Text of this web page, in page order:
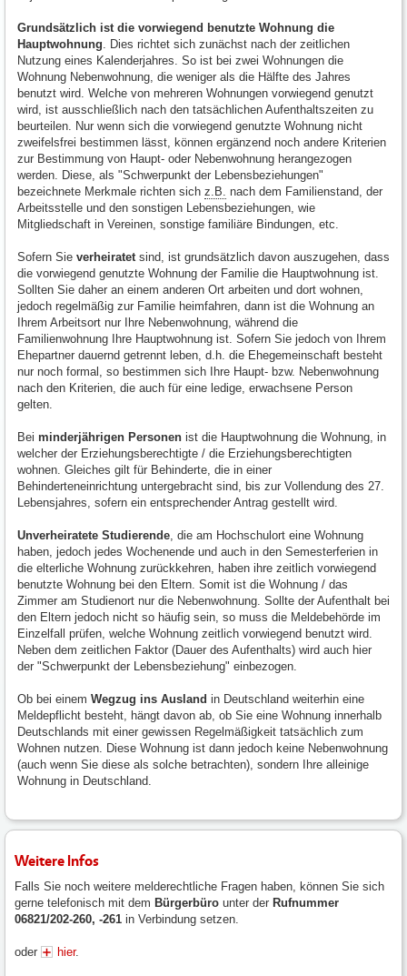
Grundsätzlich ist die vorwiegend benutzte Wohnung die
Hauptwohnung . Dies richtet sich zunächst nach der zeitlichen
Nutzung eines Kalenderjahres. So ist bei zwei Wohnungen die
Wohnung Nebenwohnung, die weniger als die Hälfte des Jahres
benutzt wird. Welche von mehreren Wohnungen vorwiegend genutzt
wird, ist ausschließlich nach den tatsächlichen Aufenthaltszeiten zu
beurteilen. Nur wenn sich die vorwiegend genutzte Wohnung nicht
zweifelsfrei bestimmen lässt, können ergänzend noch andere Kriterien
zur Bestimmung von Haupt- oder Nebenwohnung herangezogen
werden. Diese, als "Schwerpunkt der Lebensbeziehungen"
bezeichnete Merkmale richten sich z.B. nach dem Familienstand, der
Arbeitsstelle und den sonstigen Lebensbeziehungen, wie
Mitgliedschaft in Vereinen, sonstige familiäre Bindungen, etc.
Sofern Sie verheiratet sind, ist grundsätzlich davon auszugehen, dass
die vorwiegend genutzte Wohnung der Familie die Hauptwohnung ist.
Sollten Sie daher an einem anderen Ort arbeiten und dort wohnen,
jedoch regelmäßig zur Familie heimfahren, dann ist die Wohnung an
Ihrem Arbeitsort nur Ihre Nebenwohnung, während die
Familienwohnung Ihre Hauptwohnung ist. Sofern Sie jedoch von Ihrem
Ehepartner dauernd getrennt leben, d.h. die Ehegemeinschaft besteht
nur noch formal, so bestimmen sich Ihre Haupt- bzw. Nebenwohnung
nach den Kriterien, die auch für eine ledige, erwachsene Person
gelten.
Bei minderjährigen Personen ist die Hauptwohnung die Wohnung, in
welcher der Erziehungsberechtigte / die Erziehungsberechtigten
wohnen. Gleiches gilt für Behinderte, die in einer
Behinderteneinrichtung untergebracht sind, bis zur Vollendung des 27.
Lebensjahres, sofern ein entsprechender Antrag gestellt wird.
Unverheiratete Studierende , die am Hochschulort eine Wohnung
haben, jedoch jedes Wochenende und auch in den Semesterferien in
die elterliche Wohnung zurückkehren, haben ihre zeitlich vorwiegend
benutzte Wohnung bei den Eltern. Somit ist die Wohnung / das
Zimmer am Studienort nur die Nebenwohnung. Sollte der Aufenthalt bei
den Eltern jedoch nicht so häufig sein, so muss die Meldebehörde im
Einzelfall prüfen, welche Wohnung zeitlich vorwiegend benutzt wird.
Neben dem zeitlichen Faktor (Dauer des Aufenthalts) wird auch hier
der "Schwerpunkt der Lebensbeziehung" einbezogen.
Ob bei einem Wegzug ins Ausland in Deutschland weiterhin eine
Meldepflicht besteht, hängt davon ab, ob Sie eine Wohnung innerhalb
Deutschlands mit einer gewissen Regelmäßigkeit tatsächlich zum
Wohnen nutzen. Diese Wohnung ist dann jedoch keine Nebenwohnung
(auch wenn Sie diese als solche betrachten), sondern Ihre alleinige
Wohnung in Deutschland.
Weitere Infos
Falls Sie noch weitere melderechtliche Fragen haben, können Sie sich
gerne telefonisch mit dem Bürgerbüro unter der Rufnummer
06821/202-260, -261 in Verbindung setzen.
oder hier.